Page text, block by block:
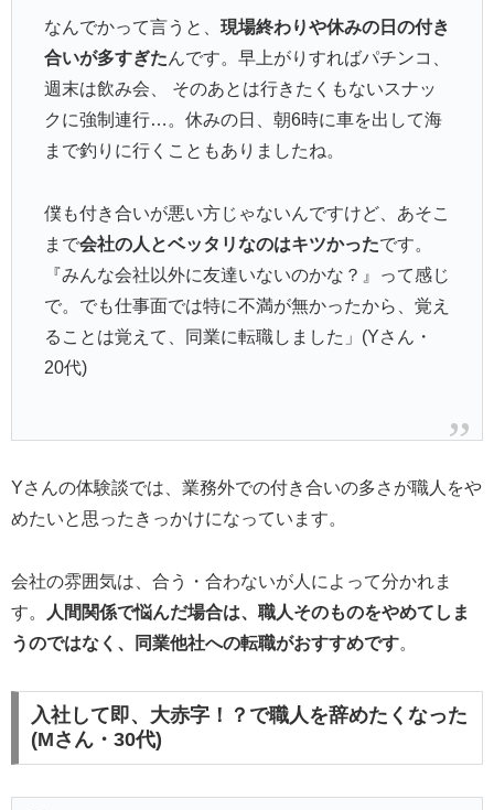
なんでかって言うと、 現場終わりや休みの日の付き
合いが多すぎたんです。早上がりすればパチンコ、
週末は飲み会、 そのあとは行きたくもないスナッ
クに強制連行…。休みの日、朝6時に車を出して海
まで釣りに行くこともありましたね。
僕も付き合いが悪い方じゃないんですけど、あそこ
まで会社の人とベッタリなのはキツかったです。
『みんな会社以外に友達いないのかな？』って感じ
で。でも仕事面では特に不満が無かったから、覚え
ることは覚えて、同業に転職しました」(Yさん・
20代)
Yさんの体験談では、業務外での付き合いの多さが職人をや
めたいと思ったきっかけになっています。
会社の雰囲気は、合う・合わないが人によって分かれま
す。
人間関係で悩んだ場合は、職人そのものをやめてしま
うのではなく、同業他社への転職がおすすめです。
入社して即、大赤字！？で職人を辞めたくなった
(Mさん・30代)